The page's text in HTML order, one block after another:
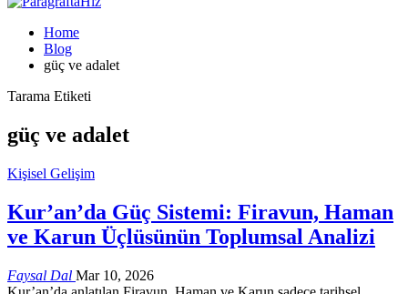
Home
Blog
güç ve adalet
Tarama Etiketi
güç ve adalet
Kişisel Gelişim
Kur’an’da Güç Sistemi: Firavun, Haman
ve Karun Üçlüsünün Toplumsal Analizi
Faysal Dal Mar 10, 2026